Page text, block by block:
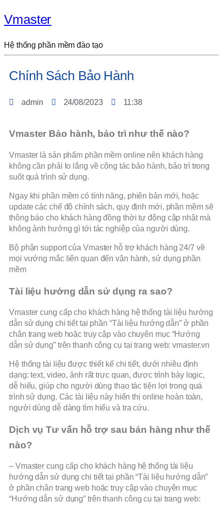
Vmaster
Hệ thống phần mềm đào tạo
Chính Sách Bảo Hành
admin 24/08/2023 11:38
Vmaster Bảo hành, bảo trì như thế nào?
Vmaster là sản phẩm phần mềm online nên khách hàng
không cần phải lo lắng về công tác bảo hành, bảo trì trong
suốt quá trình sử dụng.
Ngay khi phần mềm có tính năng, phiên bản mới, hoặc
update các chế độ chính sách, quy định mới, phần mềm sẽ
thông báo cho khách hàng đồng thời tự động cập nhật mà
không ảnh hưởng gì tới tác nghiệp của người dùng.
Bộ phận support của Vmaster hỗ trợ khách hàng 24/7 về
mọi vướng mắc liên quan đến vận hành, sử dụng phần
mềm
Tài liệu hướng dẫn sử dụng ra sao?
Vmaster cung cấp cho khách hàng hệ thống tài liệu hướng
dẫn sử dụng chi tiết tại phần “Tài liệu hướng dẫn” ở phần
chân trang web hoặc truy cập vào chuyên mục “Hướng
dẫn sử dụng” trên thanh công cụ tại trang web: vmaster.vn
Hệ thống tài liệu được thiết kế chi tiết, dưới nhiều định
dạng: text, video, ảnh rất trực quan, được trình bày logic,
dễ hiểu, giúp cho người dùng thao tác tiện lợi trong quá
trình sử dụng. Các tài liệu này hiển thị online hoàn toàn,
người dùng dễ dàng tìm hiểu và tra cứu.
Dịch vụ Tư vấn hỗ trợ sau bán hàng như thế
nào?
– Vmaster cung cấp cho khách hàng hệ thống tài liệu
hướng dẫn sử dụng chi tiết tại phần “Tài liệu hướng dẫn”
ở phần chân trang web hoặc truy cập vào chuyên mục
“Hướng dẫn sử dụng” trên thanh công cụ tại trang web: